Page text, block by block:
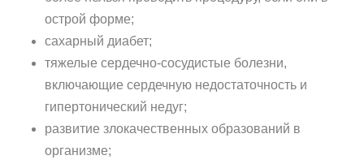
острой форме;
сахарный диабет;
тяжелые сердечно-сосудистые болезни,
включающие сердечную недостаточность и
гипертонический недуг;
развитие злокачественных образований в
организме;